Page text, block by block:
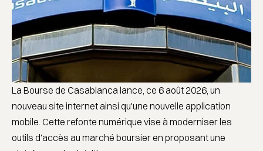
La Bourse de Casablanca lance, ce 6 août 2026, un
nouveau site internet ainsi qu'une nouvelle application
mobile. Cette refonte numérique vise à moderniser les
outils d'accès au marché boursier en proposant une